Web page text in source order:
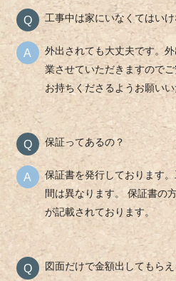
工事中は家にいなくてはいけ
外出されても大丈夫です。
業させていただきますので
お持ちくださるようお願い
保証ってあるの？
保証書を発行しております
間は異なります。 保証書の
が記載されております。
図面だけで金額出してもらえ